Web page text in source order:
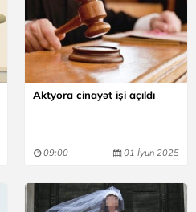
Aktyora cinayət işi açıldı
09:00 01 İyun 2025